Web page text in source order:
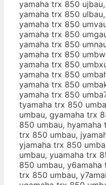
yamaha trx 850
yamaha trx 850
yamaha trx 850
yamaha trx 850
yamaha trx 850
yamaha trx 850
yamaha trx 850
yamaha trx 850
yamaha trx 850
yamaha trx 850
tyamaha trx 850
umbau, gyamaha trx
850 umbau, hyamaha
trx 850 umbau,
yjamaha trx 850
umbau, yuamaha trx
850 umbau, y6amaha
trx 850 umbau,